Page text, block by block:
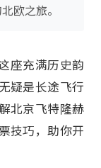
欧之旅。
座充满历史韵
疑是长途飞行
北京飞特隆赫
技巧，助你开